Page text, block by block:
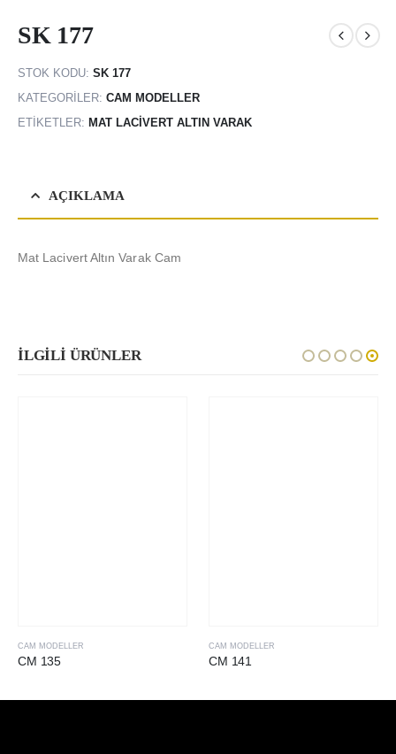
SK 177
STOK KODU: SK 177
KATEGORILER: CAM MODELLER
ETIKETLER: MAT LACIVERT ALTIN VARAK
AÇIKLAMA
Mat Lacivert Altın Varak Cam
İLGILI ÜRÜNLER
CAM MODELLER
CM 135
CAM MODELLER
CM 141